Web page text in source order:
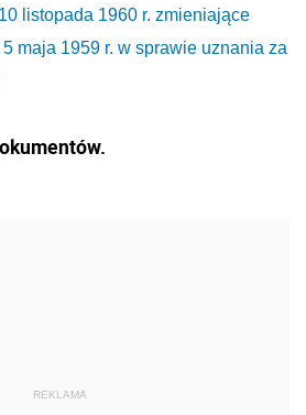
listopada 1960 r. zmieniające
maja 1959 r. w sprawie uznania za